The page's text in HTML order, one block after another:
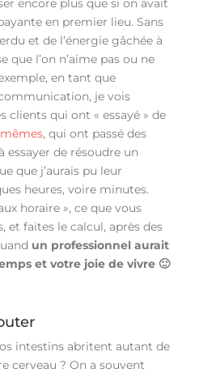
encore plus que si on avait
en premier lieu. Sans
et de l’énergie gâchée à
que l’on n’aime pas ou ne
en tant que
je vois
clients qui ont « essayé » de
, qui ont passé des
essayer de résoudre un
que j’aurais pu leur
heures, voire minutes.
horaire », ce que vous
et faites le calcul, après des
un professionnel aurait
et votre joie de vivre 🙂
intestins abritent autant de
cerveau ? On a souvent